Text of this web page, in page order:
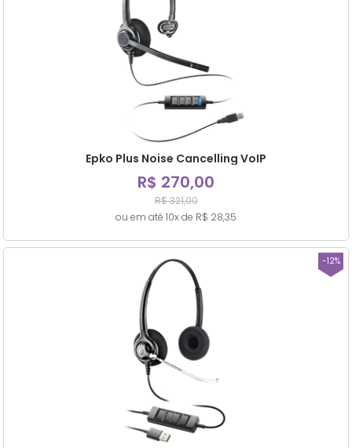
Epko Plus Noise Cancelling VoIP
R$ 270,00
R$ 321,00
ou em até 10x de R$ 28,35
-12%